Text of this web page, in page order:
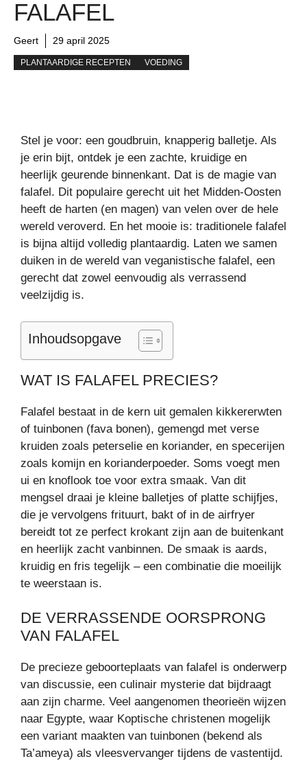
FALAFEL
Geert 29 april 2025
PLANTAARDIGE RECEPTEN VOEDING
Stel je voor: een goudbruin, knapperig balletje. Als
je erin bijt, ontdek je een zachte, kruidige en
heerlijk geurende binnenkant. Dat is de magie van
falafel. Dit populaire gerecht uit het Midden-Oosten
heeft de harten (en magen) van velen over de hele
wereld veroverd. En het mooie is: traditionele falafel
is bijna altijd volledig plantaardig. Laten we samen
duiken in de wereld van veganistische falafel, een
gerecht dat zowel eenvoudig als verrassend
veelzijdig is.
Inhoudsopgave
WAT IS FALAFEL PRECIES?
Falafel bestaat in de kern uit gemalen kikkererwten
of tuinbonen (fava bonen), gemengd met verse
kruiden zoals peterselie en koriander, en specerijen
zoals komijn en korianderpoeder. Soms voegt men
ui en knoflook toe voor extra smaak. Van dit
mengsel draai je kleine balletjes of platte schijfjes,
die je vervolgens frituurt, bakt of in de airfryer
bereidt tot ze perfect krokant zijn aan de buitenkant
en heerlijk zacht vanbinnen. De smaak is aards,
kruidig en fris tegelijk – een combinatie die moeilijk
te weerstaan is.
DE VERRASSENDE OORSPRONG
VAN FALAFEL
De precieze geboorteplaats van falafel is onderwerp
van discussie, een culinair mysterie dat bijdraagt
aan zijn charme. Veel aangenomen theorieën wijzen
naar Egypte, waar Koptische christenen mogelijk
een variant maakten van tuinbonen (bekend als
Ta’ameya) als vleesvervanger tijdens de vastentijd.